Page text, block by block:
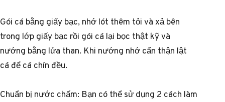
Gói cá bằng giấy bạc, nhớ lót thêm tỏi và xả bên
trong lớp giấy bạc rồi gói cá lại bọc thật kỹ và
nướng bằng lửa than. Khi nướng nhớ cẩn thận lật
cá để cá chín đều.
Chuẩn bị nước chấm: Bạn có thể sử dụng 2 cách làm